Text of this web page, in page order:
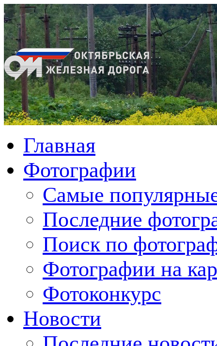
Главная
Фотографии
Cамые
Последние
Поиск по
Фотографии на
Фотоконкурс
Новости